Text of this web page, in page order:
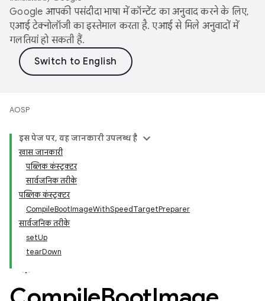
Google आपकी पसंदीदा भाषा में कॉन्टेंट का अनुवाद करने के लिए,
एआई टेक्नोलॉजी का इस्तेमाल करता है. एआई से मिले अनुवादों में
गलतियां हो सकती हैं.
AOSP
इस पेज पर, यह जानकारी उपलब्ध है
खास जानकारी
पब्लिक कंस्ट्रक्टर
सार्वजनिक तरीके
पब्लिक कंस्ट्रक्टर
CompileBootImageWithSpeedTargetPreparer
सार्वजनिक तरीके
setUp
tearDown